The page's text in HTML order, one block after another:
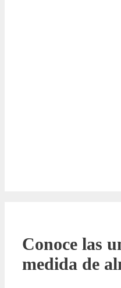
Conoce las
medida de